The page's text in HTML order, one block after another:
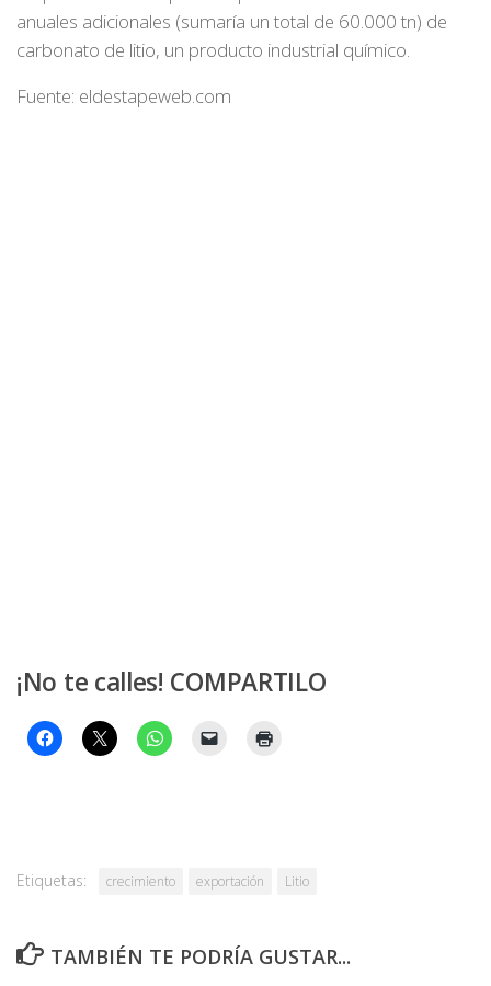
anuales adicionales (sumaría un total de 60.000 tn) de
carbonato de litio, un producto industrial químico.
Fuente: eldestapeweb.com
¡No te calles! COMPARTILO
Etiquetas: crecimiento exportación Litio
TAMBIÉN TE PODRÍA GUSTAR...